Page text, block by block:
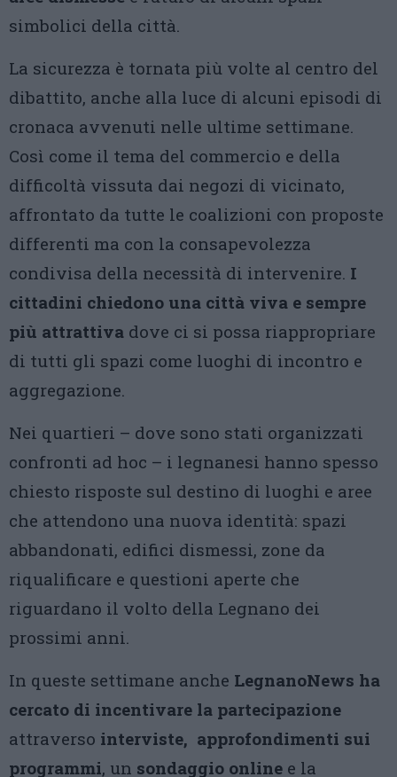
simbolici della città.
La sicurezza è tornata più volte al centro del
dibattito, anche alla luce di alcuni episodi di
cronaca avvenuti nelle ultime settimane.
Così come il tema del commercio e della
difficoltà vissuta dai negozi di vicinato,
affrontato da tutte le coalizioni con proposte
differenti ma con la consapevolezza
condivisa della necessità di intervenire. I
cittadini chiedono una città viva e sempre
più attrattiva dove ci si possa riappropriare
di tutti gli spazi come luoghi di incontro e
aggregazione.
Nei quartieri – dove sono stati organizzati
confronti ad hoc – i legnanesi hanno spesso
chiesto risposte sul destino di luoghi e aree
che attendono una nuova identità: spazi
abbandonati, edifici dismessi, zone da
riqualificare e questioni aperte che
riguardano il volto della Legnano dei
prossimi anni.
In queste settimane anche LegnanoNews ha
cercato di incentivare la partecipazione
attraverso interviste, approfondimenti sui
programmi, un sondaggio online e la